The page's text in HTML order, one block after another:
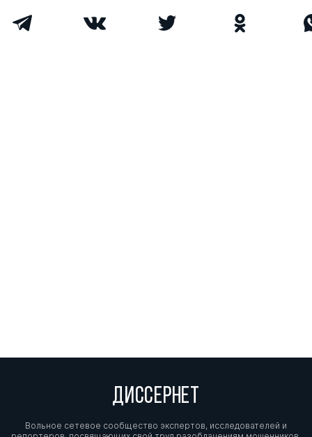
ДИССЕРНЕТ
Вольное сетевое сообщество экспертов, исследователей и